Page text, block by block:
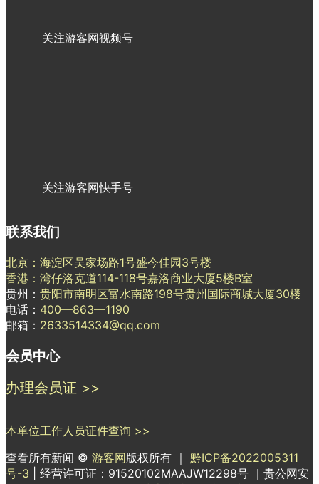
关注游客网视频号
关注游客网快手号
联系我们
北京：海淀区吴家场路1号盛今佳园3号楼
香港：湾仔洛克道114-118号嘉洛商业大厦5楼B室
贵州： 贵阳市南明区富水南路198号贵州国际商城大厦30楼
电话： 400—863—1190
邮箱： 2633514334@qq.com
会员中心
办理会员证 >>
本单位工作人员证件查询 >>
查看所有新闻 © 游客网版权所有 ｜ 黔ICP备2022005311
号-3
| 经营许可证：91520102MAAJW12298号 ｜贵公网安